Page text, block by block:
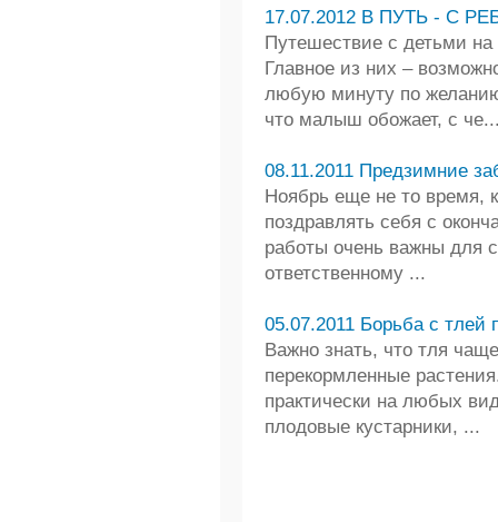
17.07.2012 В ПУТЬ - С
Путешествие с детьми
Главное из них –
любую минуту по
что малыш обожает, с
08.11.2011 Предзимние
Ноябрь еще не то время,
поздравлять себя с
работы очень важны для
ответственному ...
05.07.2011 Борьба с тлей
Важно знать, что тля
перекормленные
практически на любых
плодовые кустарники, ...